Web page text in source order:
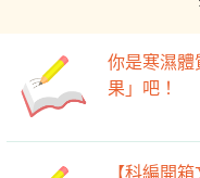
你是寒濕
果」吧！
【科編開